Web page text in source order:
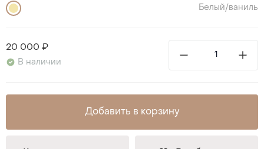
Белый/ваниль
20 000 ₽
В наличии
Добавить в корзину